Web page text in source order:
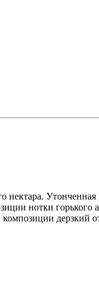
Утонченная
нотки горького
дерзкий